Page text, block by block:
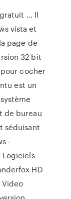
... Il
vista et
page de
32 bit
cocher
est un
de bureau
séduisant
-
Logiciels
HD
Video